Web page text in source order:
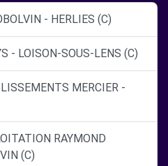
- HERLIES (C)
- LOISON-SOUS-LENS (C)
MERCIER -
RAYMOND
(C)